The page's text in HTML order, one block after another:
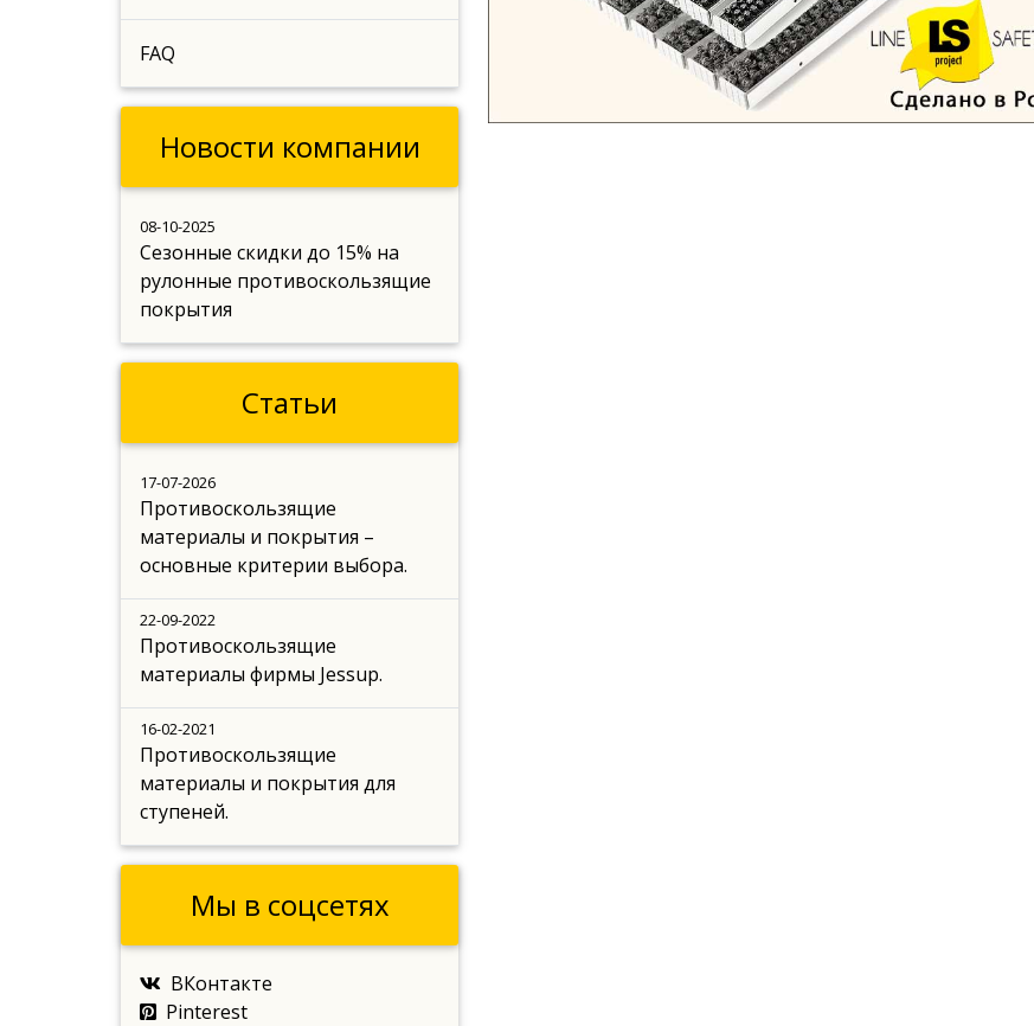
FAQ
Новости компании
08-10-2025
Сезонные скидки до 15% на
рулонные противоскользящие
покрытия
Статьи
17-07-2026
Противоскользящие
материалы и покрытия –
основные критерии выбора.
22-09-2022
Противоскользящие
материалы фирмы Jessup.
16-02-2021
Противоскользящие
материалы и покрытия для
ступеней.
Мы в соцсетях
ВКонтакте
Pinterest